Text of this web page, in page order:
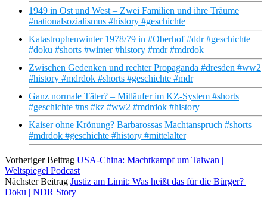
1949 in Ost und West – Zwei Familien und ihre Träume
#nationalsozialismus #history #geschichte
Katastrophenwinter 1978/79 in #Oberhof #ddr #geschichte
#doku #shorts #winter #history #mdr #mdrdok
Zwischen Gedenken und rechter Propaganda #dresden #ww2
#history #mdrdok #shorts #geschichte #mdr
Ganz normale Täter? – Mitläufer im KZ-System #shorts
#geschichte #ns #kz #ww2 #mdrdok #history
Kaiser ohne Krönung? Barbarossas Machtanspruch #shorts
#mdrdok #geschichte #history #mittelalter
Vorheriger Beitrag USA-China: Machtkampf um Taiwan |
Weltspiegel Podcast
Nächster Beitrag Justiz am Limit: Was heißt das für die Bürger? |
Doku | NDR Story